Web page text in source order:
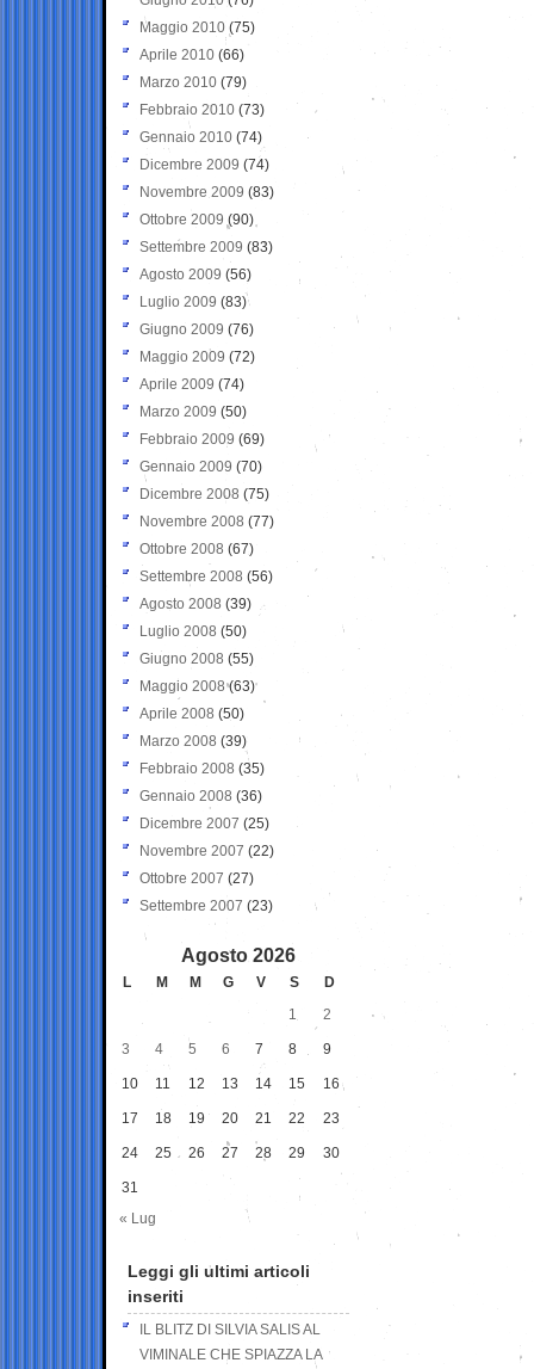
Maggio 2010 (75)
Aprile 2010 (66)
Marzo 2010 (79)
Febbraio 2010 (73)
Gennaio 2010 (74)
Dicembre 2009 (74)
Novembre 2009 (83)
Ottobre 2009 (90)
Settembre 2009 (83)
Agosto 2009 (56)
Luglio 2009 (83)
Giugno 2009 (76)
Maggio 2009 (72)
Aprile 2009 (74)
Marzo 2009 (50)
Febbraio 2009 (69)
Gennaio 2009 (70)
Dicembre 2008 (75)
Novembre 2008 (77)
Ottobre 2008 (67)
Settembre 2008 (56)
Agosto 2008 (39)
Luglio 2008 (50)
Giugno 2008 (55)
Maggio 2008(63)
Aprile 2008 (50)
Marzo 2008 (39)
Febbraio 2008 (35)
Gennaio 2008 (36)
Dicembre 2007 (25)
Novembre 2007 (22)
Ottobre 2007 (27)
Settembre 2007 (23)
Agosto 2026
L M M G V S
D
1
2
3 4 5 6 7 8 9
10 11 12 13 14 15 16
17 18 19 20 21 22 23
24 25 26 27 28 29 30
31
« Lug
Leggi gli ultimi articoli
inseriti
IL BLITZ DI SILVIA SALIS AL
VIMINALE CHE SPIAZZA LA